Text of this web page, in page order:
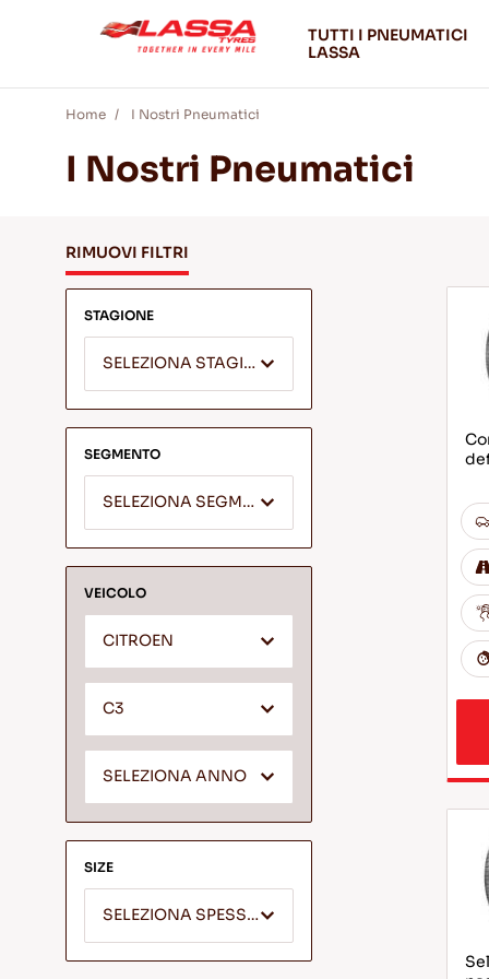
TUTTI I PNEUMATICI
LASSA
Home I Nostri Pneumatici
I Nostri Pneumatici
RIMUOVI FILTRI
STAGIONE
SELEZIONA STAGIONE
SEGMENTO
SELEZIONA SEGMENTO
VEICOLO
CITROEN
C3
SELEZIONA ANNO
SIZE
SELEZIONA SPESSORE